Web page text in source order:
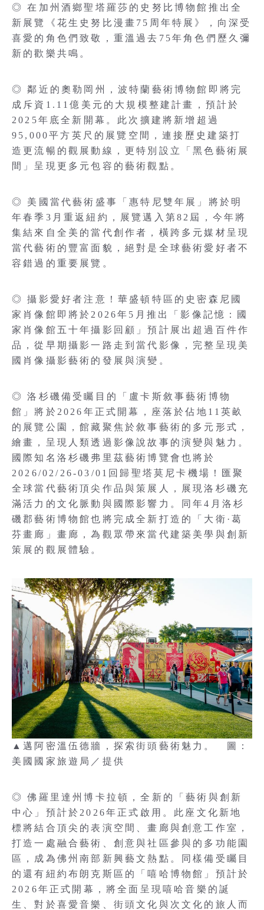
◎ 在加州酒鄉聖塔羅莎的史努比博物館推出全
新展覽《花生史努比漫畫75周年特展》，向深受
喜愛的角色們致敬，重溫過去75年角色們歷久彌
新的歡樂共鳴。
◎ 鄰近的奧勒岡州，波特蘭藝術博物館即將完
成斥資1.11億美元的大規模整建計畫，預計於
2025年底全新開幕。此次擴建將新增超過
95,000平方英尺的展覽空間，連接歷史建築打
造更流暢的觀展動線，更特別設立「黑色藝術展
間」呈現更多元包容的藝術觀點。
◎ 美國當代藝術盛事「惠特尼雙年展」將於明
年春季3月重返紐約，展覽邁入第82屆，今年將
集結來自全美的當代創作者，橫跨多元媒材呈現
當代藝術的豐富面貌，絕對是全球藝術愛好者不
容錯過的重要展覽。
◎ 攝影愛好者注意！華盛頓特區的史密森尼國
家肖像館即將於2026年5月推出「影像記憶：國
家肖像館五十年攝影回顧」預計展出超過百件作
品，從早期攝影一路走到當代影像，完整呈現美
國肖像攝影藝術的發展與演變。
◎ 洛杉磯備受矚目的「盧卡斯敘事藝術博物
館」將於2026年正式開幕，座落於佔地11英畝
的展覽公園，館藏聚焦於敘事藝術的多元形式，
繪畫，呈現人類透過影像說故事的演變與魅力。
國際知名洛杉磯弗里茲藝術博覽會也將於
2026/02/26-03/01回歸聖塔莫尼卡機場！匯聚
全球當代藝術頂尖作品與策展人，展現洛杉磯充
滿活力的文化脈動與國際影響力。同年4月洛杉
磯郡藝術博物館也將完成全新打造的「大衛·葛
芬畫廊」畫廊，為觀眾帶來當代建築美學與創新
策展的觀展體驗。
▲邁阿密溫伍德牆，探索街頭藝術魅力。 圖：
美國國家旅遊局／提供
◎ 佛羅里達州博卡拉頓，全新的「藝術與創新
中心」預計於2026年正式啟用。此座文化新地
標將結合頂尖的表演空間、畫廊與創意工作室，
打造一處融合藝術、創意與社區參與的多功能園
區，成為佛州南部新興藝文熱點。同樣備受矚目
的還有紐約布朗克斯區的「嘻哈博物館」預計於
2026年正式開幕，將全面呈現嘻哈音樂的誕
生、對於喜愛音樂、街頭文化與次文化的旅人而